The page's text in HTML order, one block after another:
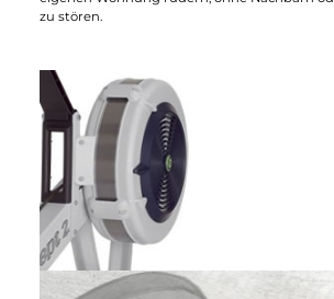
Wasserwiderstand oder
Wasserwiderstandssystem
Wasserwiderstand bietet Ihnen die
Natürliches, gelenkschonendes
Wartungsarm und langlebig
Geringer Geräuschpegel
Plätschern im Wassertank
erzielt